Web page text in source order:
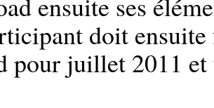
doit
pour juillet 2011